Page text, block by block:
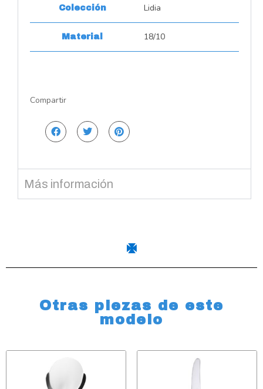
Colección Lidia
Material 18/10
Compartir
Más información
Otras piezas de este
modelo